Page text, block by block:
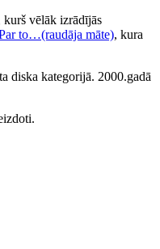
kurš vēlāk izrādījās
to…(raudāja māte), kura
diska kategorijā. 2000.gadā